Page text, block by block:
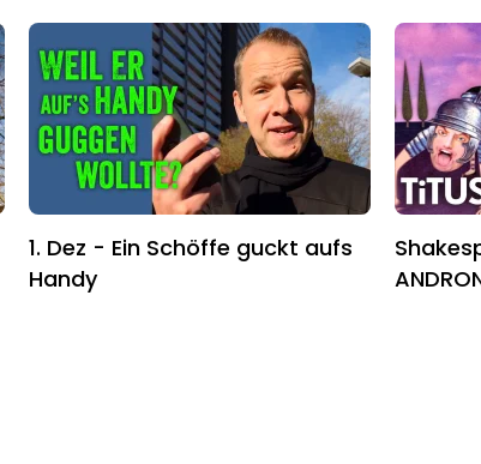
1. Dez - Ein Schöffe guckt aufs
Handy